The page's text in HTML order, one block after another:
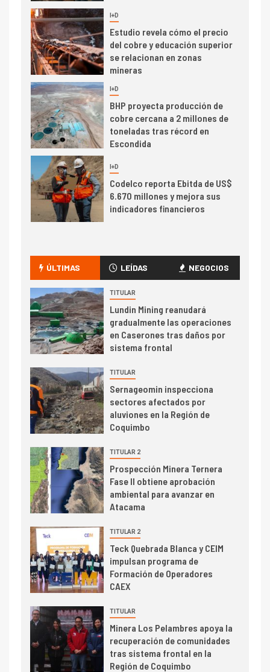
5 I+D
Estudio revela cómo el precio
del cobre y educación superior
se relacionan en zonas
mineras
6 I+D
BHP proyecta producción de
cobre cercana a 2 millones de
toneladas tras récord en
Escondida
I+D
Codelco reporta Ebitda de US$
6.670 millones y mejora sus
indicadores financieros
camión 100% eléctrico para
transportar cátodos al Puerto
de San Antonio
2
I+D
Producción minera en mayo de
2026 cae 10,6%
3
PIB minero impacta el
crecimiento regional: Banco
Central reporta resultados
trimestre
4 I+D
Informe bimensual de
Cochilco: precio del cobre
alcanza máximos por escasez
de concentrados
5 I+D
Estudio revela cómo el precio
del cobre y educación superior
se relacionan en zonas
mineras
6
BHP proyecta producción de
cobre cercana a 2 millones de
toneladas tras récord en
Escondida
ÚLTIMAS LEÍDAS NEGOCIOS
TITULAR
Lundin Mining reanudará
gradualmente las operaciones
en Caserones tras daños por
sistema frontal
TITULAR
Sernageomin inspecciona
sectores afectados por
aluviones en la Región de
Coquimbo
TITULAR 2
Prospección Minera Ternera
Fase II obtiene aprobación
ambiental para avanzar en
Atacama
TITULAR 2
Teck Quebrada Blanca y CEIM
impulsan programa de
Formación de Operadores
CAEX
TITULAR
Minera Los Pelambres apoya la
recuperación de comunidades
tras sistema frontal en la
Región de Coquimbo